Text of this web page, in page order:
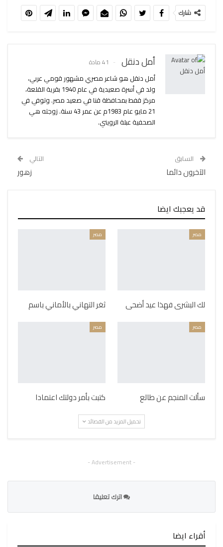
شارك
أمل دنقل 41 مادة
أمل دنقل هو شاعر مصري مشهور قومي عربي،
ولد في أسرة صعيدية في عام 1940 بقرية القلعة،
مركز قفط بمحافظة قنا في صعيد مصر. وتوفي في
21 مايو عام 1983م عن عمر 43 سنة. زوجته هي
الصحفية عبلة الرويني.
السابق
الآخرون دائما
التالي
زهور
قد يعجبك ايضا
مصر
لك البشرى فهذا عيد أضحى
مصر
ثغر التهاني بالأماني باسم
مصر
سألت المنجم عن طالع
مصر
كتبت بأمر دولتك اعتمادا
تحميل المزيد من القصائد
- Advertisement -
اترك تعليقا
أقراء ايضا